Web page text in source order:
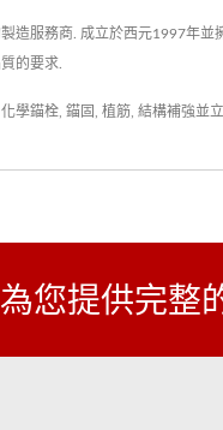
造服務商. 成立於西元1997年
的要求.
化學錨栓, 錨固 , 植筋, 結構補強並
您提供完整